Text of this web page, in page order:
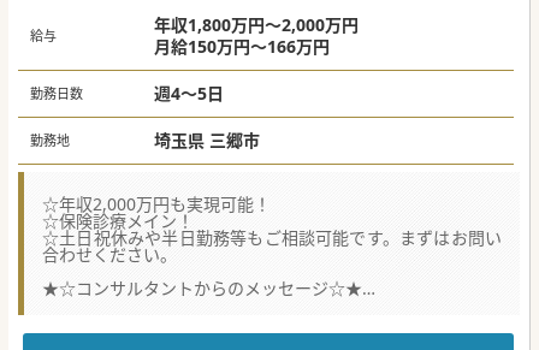
給与
年収1,800万円～2,000万円
月給150万円～166万円
勤務日数 週4～5日
勤務地 埼玉県 三郷市
☆年収2,000万円も実現可能！
☆保険診療メイン！
☆土日祝休みや半日勤務等もご相談可能です。まずはお問い
合わせください。
★☆コンサルタントからのメッセージ☆★
三郷市に位置する皮膚科クリニックより
先生のご希望条件に併せて、時短勤務などもご相談が可能で